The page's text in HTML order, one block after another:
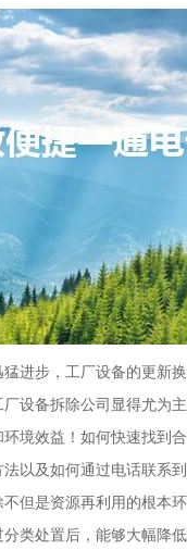
进步，工厂设备的更新
设备拆除公司显得尤为
境效益！如何快速找到
以及如何通过电话联系
不但是资源再利用的根本
类处置后，能够大幅降